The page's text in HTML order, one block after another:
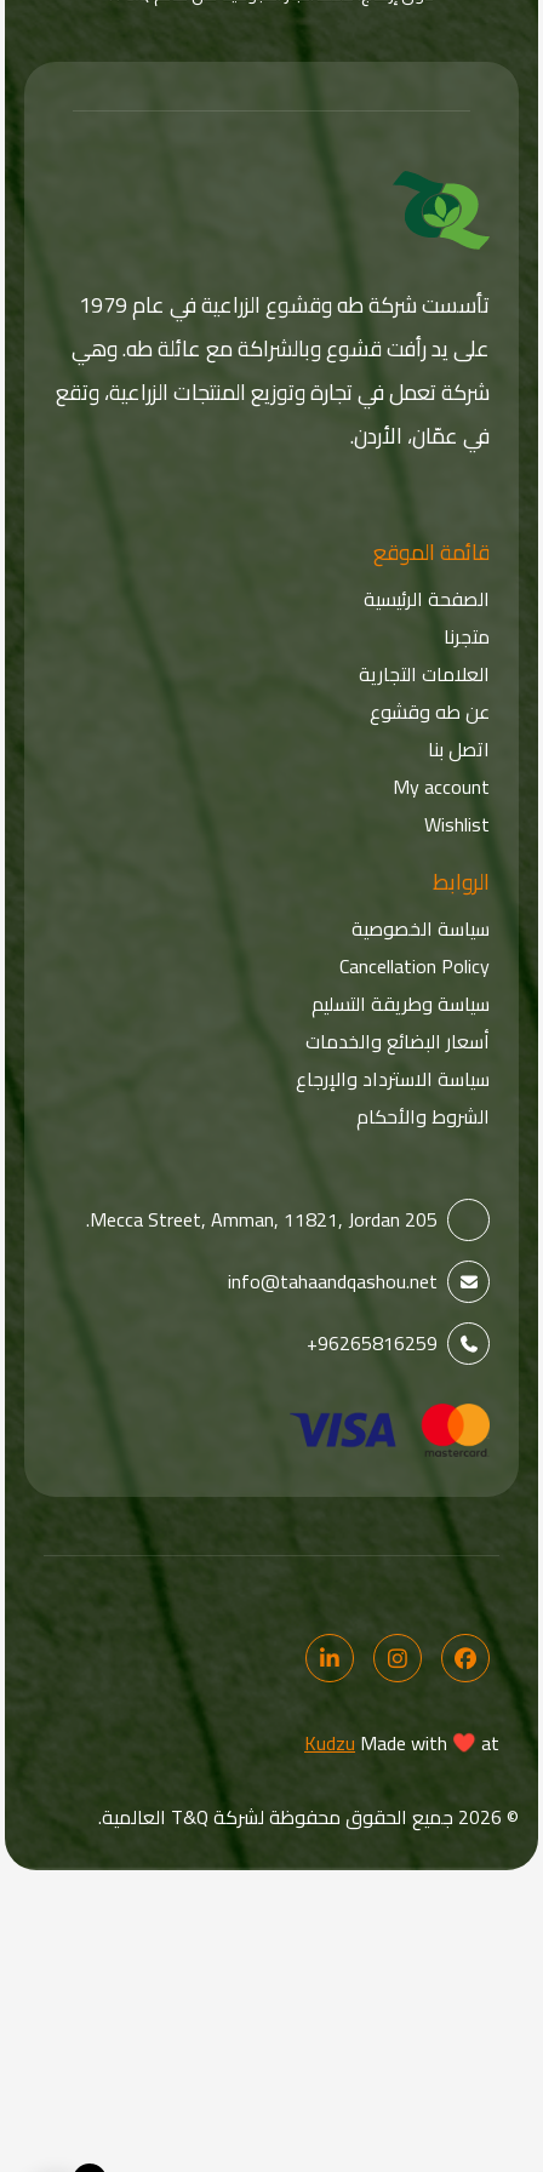
ب
ي
ل
ب
ر
إ
ك
و
ن
ي
ل
ل
ر
و
ن
ي
تأسست شركة طه وقشوع الزراعية في عام 1979
على يد رأفت قشوع وبالشراكة مع عائلة طه. وهي
شركة تعمل في تجارة وتوزيع المنتجات الزراعية، وتقع
في عمّان، الأردن.
قائمة الموقع
الصفحة الرئيسية
متجرنا
العلامات التجارية
عن طه وقشوع
اتصل بنا
My account
Wishlist
الروابط
سياسة الخصوصية
Cancellation Policy
سياسة وطريقة التسليم
أسعار البضائع والخدمات
سياسة الاسترداد والإرجاع
الشروط والأحكام
205 Mecca Street, Amman, 11821, Jordan.
info@tahaandqashou.net
+96265816259
Made with at
Kudzu
© 2026 جميع الحقوق محفوظة لشركة T&Q العالمية.